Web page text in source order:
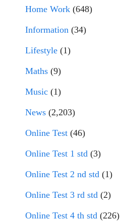
Home Work (648)
Information (34)
Lifestyle (1)
Maths (9)
Music (1)
News (2,203)
Online Test (46)
Online Test 1 std (3)
Online Test 2 nd std (1)
Online Test 3 rd std (2)
Online Test 4 th std (226)